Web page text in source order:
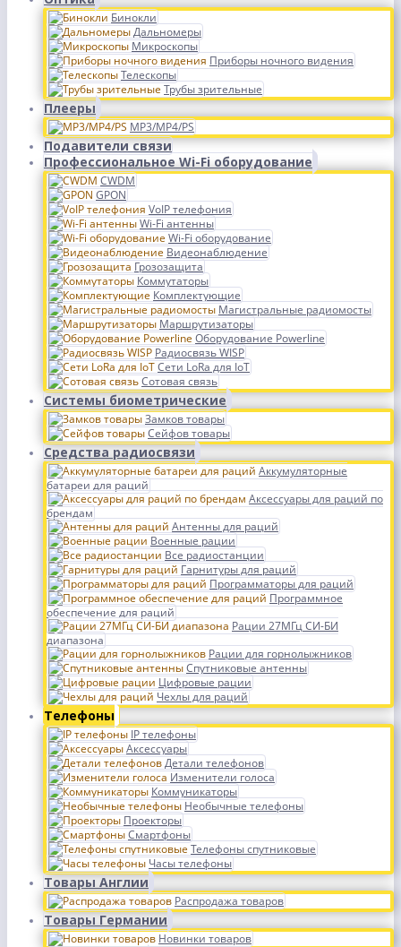
Бинокли
Дальномеры
Микроскопы
Приборы ночного видения
Телескопы
Трубы зрительные
Плееры
MP3/MP4/PS
Подавители связи
Профессиональное Wi-Fi оборудование
CWDM
GPON
VoIP телефония
Wi-Fi антенны
Wi-Fi оборудование
Видеонаблюдение
Грозозащита
Коммутаторы
Комплектующие
Магистральные радиомосты
Маршрутизаторы
Оборудование Powerline
Радиосвязь WISP
Сети LoRa для IoT
Сотовая связь
Системы биометрические
Замков товары
Сейфов товары
Средства радиосвязи
Аккумуляторные
батареи для раций
Аксессуары для раций по
брендам
Антенны для раций
Военные рации
Все радиостанции
Гарнитуры для раций
Программаторы для раций
Программное
обеспечение для раций
Рации 27МГц СИ-БИ
диапазона
Рации для горнолыжников
Спутниковые антенны
Цифровые рации
Чехлы для раций
Телефоны
IP телефоны
Аксессуары
Детали телефонов
Изменители голоса
Коммуникаторы
Необычные телефоны
Проекторы
Смартфоны
Телефоны спутниковые
Часы телефоны
Товары Англии
Распродажа товаров
Товары Германии
Новинки товаров